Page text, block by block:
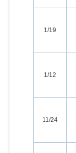
1/19
1/12
11/24